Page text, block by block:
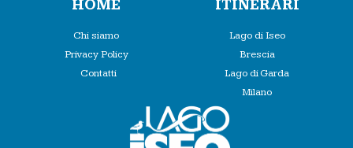
HOME
Chi siamo
Privacy Policy
Contatti
ITINERARI
Lago di Iseo
Brescia
Lago di Garda
Milano